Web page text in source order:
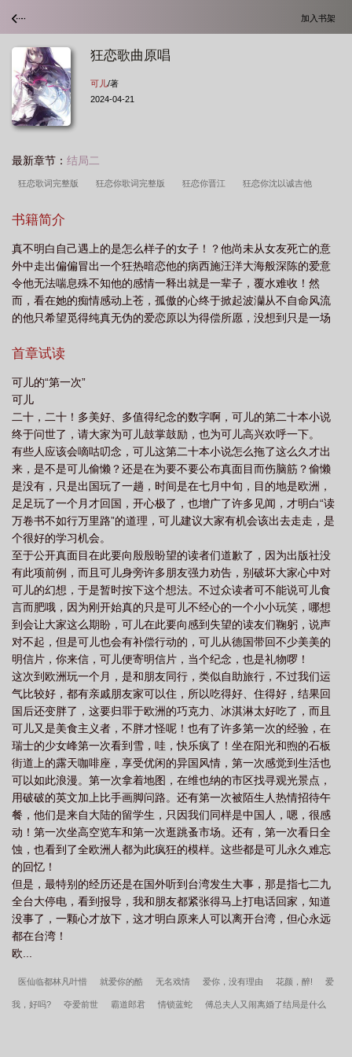
加入书架
狂恋歌曲原唱
可儿/著
2024-04-21
最新章节： 结局二
狂恋歌词完整版 狂恋你歌词完整版 狂恋你晋江 狂恋你沈以诚吉他
唱 狂恋你沈以诚mp3免费
诚 狂恋海岸 狂恋你免费 狂恋歌词 狂恋吉娜 狂恋大提琴 狂恋原
唱 狂恋苦艾是什么意思 狂恋万妮达gali歌词 狂恋你txt 百度 狂恋你讲的
是什么 狂恋你甜醋鱼 狂恋原唱是谁 狂恋你沈以诚歌词 狂恋海岸by一
盒雨 狂恋歌曲 狂恋你沈以诚为什么不能听了 狂恋白鹿范丞丞跨年 狂恋
读
书籍简介
真不明白自己遇上的是怎么样子的女子！？他尚未从女友死亡的意
外中走出偏偏冒出一个狂热暗恋他的病西施汪洋大海般深陈的爱意
令他无法喘息殊不知他的感情一释出就是一辈子，覆水难收！然
而，看在她的痴情感动上苍，孤傲的心终于掀起波灡从不自命风流
的他只希望觅得纯真无伪的爱恋原以为得偿所愿，没想到只是一场
言竟成了她唬弄他的最佳工具，还瞒着他不能“传宗接代”的事，无所
恋仍以最糟的方式收场，事情的结局应验了前世无法破除的悲剧，
除非时光倒流，两人爪未发生感情纠葛，否则历史将一再重
首章试读
可儿的“第一次”
可儿
二十，二十！多美好、多值得纪念的数字啊，可儿的第二十本小说
终于问世了，请大家为可儿鼓掌鼓励，也为可儿高兴欢呼一下。
有些人应该会嘀咕叨念，可儿这第二十本小说怎么拖了这么久才出
来，是不是可儿偷懒？还是在为要不要公布真面目而伤脑筋？偷懒
是没有，只是出国玩了一趟，时间是在七月中旬，目的地是欧洲，
足足玩了一个月才回国，开心极了，也增广了许多见闻，才明白“读
万卷书不如行万里路”的道理，可儿建议大家有机会该出去走走，是
个很好的学习机会。
至于公开真面目在此要向殷殷盼望的读者们道歉了，因为出版社没
有此项前例，而且可儿身旁许多朋友强力劝告，别破坏大家心中对
可儿的幻想，于是暂时按下这个想法。不过众读者可不能说可儿食
言而肥哦，因为刚开始真的只是可儿不经心的一个小小玩笑，哪想
到会让大家这么期盼，可儿在此要向感到失望的读友们鞠躬，说声
对不起，但是可儿也会有补偿行动的，可儿从德国带回不少美美的
明信片，你来信，可儿便寄明信片，当个纪念，也是礼物啰！
这次到欧洲玩一个月，是和朋友同行，类似自助旅行，不过我们运
气比较好，都有亲戚朋友家可以住，所以吃得好、住得好，结果回
国后还变胖了，这要归罪于欧洲的巧克力、冰淇淋太好吃了，而且
可儿又是美食主义者，不胖才怪呢！也有了许多第一次的经验，在
瑞士的少女峰第一次看到雪，哇，快乐疯了！坐在阳光和煦的石板
街道上的露天咖啡座，享受优闲的异国风情，第一次感觉到生活也
可以如此浪漫。第一次拿着地图，在维也纳的市区找寻观光景点，
用破破的英文加上比手画脚问路。还有第一次被陌生人热情招待午
餐，他们是来自大陆的留学生，只因我们同样是中国人，嗯，很感
动！第一次坐高空览车和第一次逛跳蚤市场。还有，第一次看日全
蚀，也看到了全欧洲人都为此疯狂的模样。这些都是可儿永久难忘
的回忆！
但是，最特别的经历还是在国外听到台湾发生大事，那是指七二九
全台大停电，看到报导，我和朋友都紧张得马上打电话回家，知道
没事了，一颗心才放下，这才明白原来人可以离开台湾，但心永远
都在台湾！
欧...
医仙临都林凡叶惜 就爱你的酷 无名戏情 爱你，没有理由 花颜，醉! 爱
我，好吗? 夺爱前世 霸道郎君 情锁蓝蛇 傅总夫人又闹离婚了结局是什么